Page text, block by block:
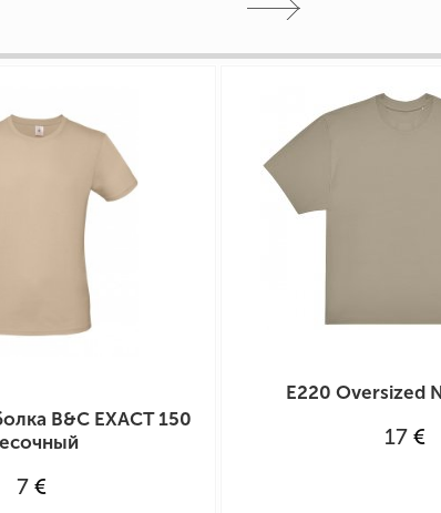
B&C EXACT 150
7€
E220 Oversized
17 €